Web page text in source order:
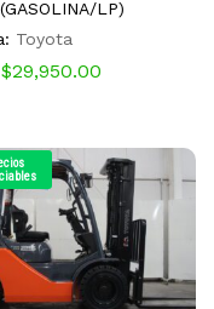
LP)
Toyota
29,950.00